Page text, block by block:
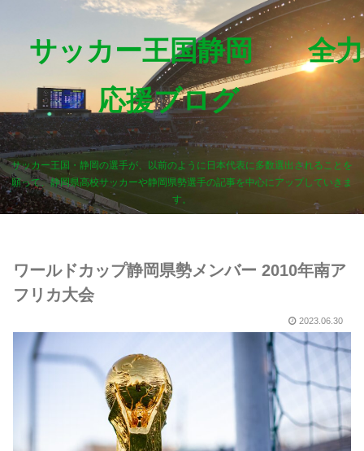
サッカー王国静岡 全力
応援ブログ
サッカー王国・静岡の選手が、以前のように日本代表に多数選出されることを
願って、静岡県高校サッカーや静岡県勢選手の記事を中心にアップしていきま
す。
ワールドカップ静岡県勢メンバー 2010年南ア
フリカ大会
2023.06.30